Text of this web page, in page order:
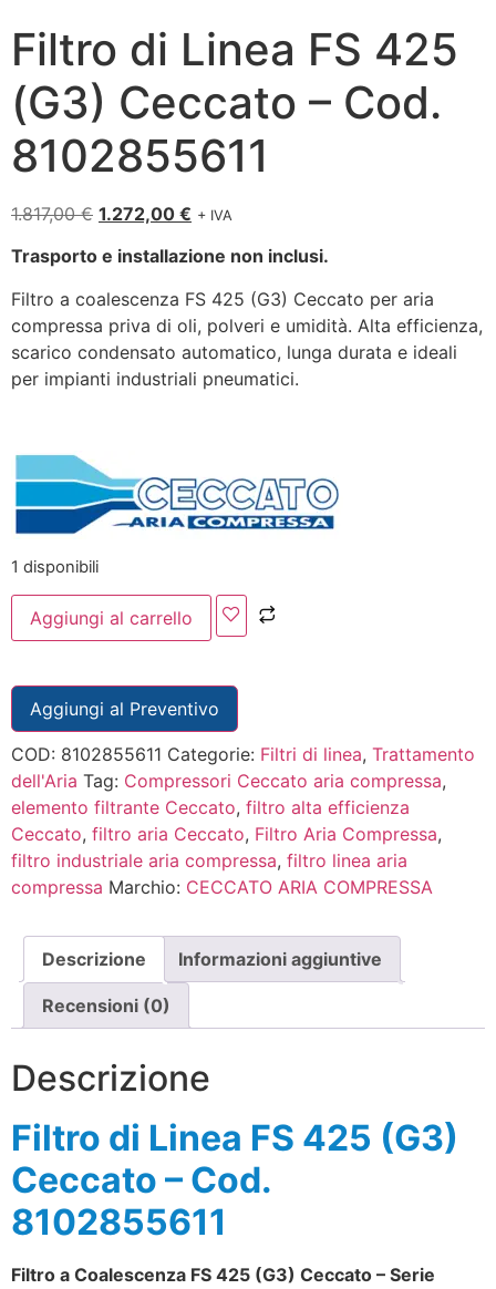
Filtro di Linea FS 425
(G3) Ceccato – Cod.
8102855611
1.817,00€ 1.272,00 € + IVA
Trasporto e installazione non inclusi.
Filtro a coalescenza FS 425 (G3) Ceccato per aria
compressa priva di oli, polveri e umidità. Alta efficienza,
scarico condensato automatico, lunga durata e ideali
per impianti industriali pneumatici.
1 disponibili
Aggiungi al carrello
Aggiungi al Preventivo
COD: 8102855611 Categorie: Filtri di linea, Trattamento
dell'Aria Tag: Compressori Ceccato aria compressa,
elemento filtrante Ceccato, filtro alta efficienza
Ceccato, filtro aria Ceccato, Filtro Aria Compressa,
filtro industriale aria compressa, filtro linea aria
compressa Marchio: CECCATO ARIA COMPRESSA
Descrizione Informazioni aggiuntive
Recensioni (0)
Descrizione
Filtro di Linea FS 425 (G3)
Ceccato – Cod.
8102855611
Filtro a Coalescenza FS 425 (G3) Ceccato – Serie